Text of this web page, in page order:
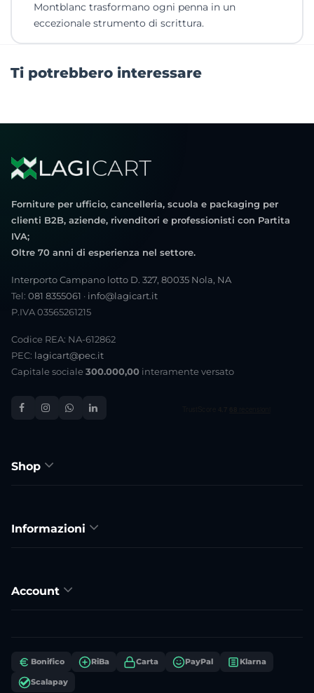
Montblanc trasformano ogni penna in un
eccezionale strumento di scrittura.
Ti potrebbero interessare
Forniture per ufficio, cancelleria, scuola e packaging per
clienti B2B, aziende, rivenditori e professionisti con Partita
IVA;
Oltre 70 anni di esperienza nel settore.
Interporto Campano lotto D. 327, 80035 Nola, NA
Tel: 081 8355061 · info@lagicart.it
P.IVA 03565261215
Codice REA: NA-612862
PEC: lagicart@pec.it
Capitale sociale 300.000,00 interamente versato
Shop
Informazioni
Account
Bonifico RiBa Carta PayPal Klarna
Scalapay